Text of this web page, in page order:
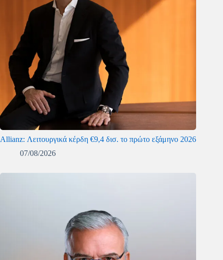
Allianz: Λειτουργικά κέρδη €9,4 δισ. το πρώτο εξάμηνο 2026
07/08/2026